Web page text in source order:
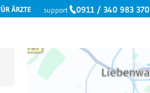
ÄRZTE support 0911 / 340 983 370